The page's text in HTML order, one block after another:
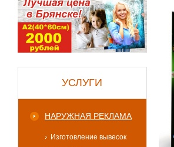
УСЛУГИ
НАРУЖНАЯ РЕКЛАМА
Изготовление вывесок